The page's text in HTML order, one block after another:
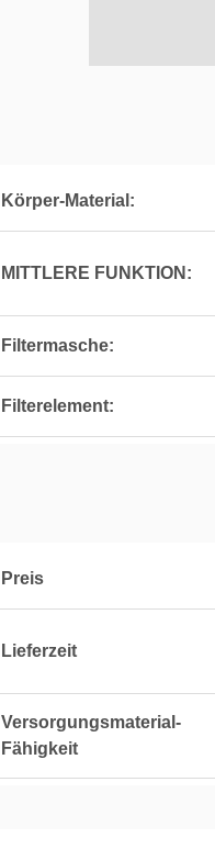
Körper-Material:
MITTLERE FUNKTION:
Filtermasche:
Filterelement:
Preis
Lieferzeit
Versorgungsmaterial-
Fähigkeit